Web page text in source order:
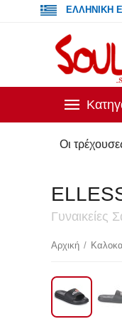
ΕΛΛΗΝΙΚΗ
Οι τρέχουσες
Γυναικείες
Αρχική /